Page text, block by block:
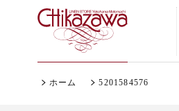
ホーム 5201584576